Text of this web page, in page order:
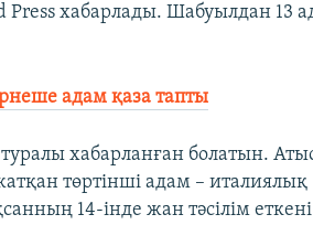
Press хабарлады. Шабуылдан 13
адам қаза тапты
хабарланған болатын.
төртінші адам – италиялық
14-інде жан тәсілім